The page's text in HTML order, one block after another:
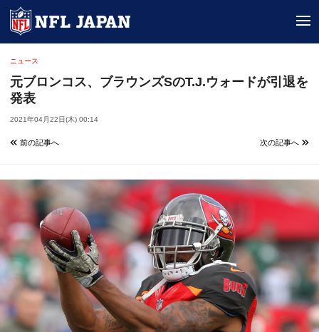
ニュース
元ブロンコス、ブラウンズSのT.J.ウォードが引退を
発表
2021年04月22日(木) 00:14
前の記事へ 次の記事へ